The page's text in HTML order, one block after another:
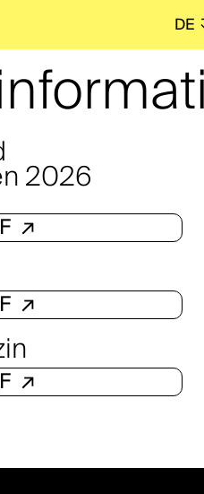
DE
2026
↗
↗
↗